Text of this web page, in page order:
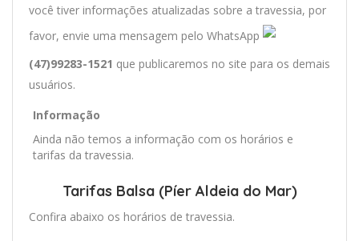
você tiver informações atualizadas sobre a travessia, por
favor, envie uma mensagem pelo WhatsApp
(47)99283-1521 que publicaremos no site para os demais
usuários.
Informação
Ainda não temos a informação com os horários e
tarifas da travessia.
Tarifas Balsa (Píer Aldeia do Mar)
Confira abaixo os horários de travessia.